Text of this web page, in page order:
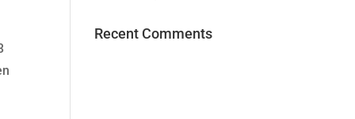
Recent Comments